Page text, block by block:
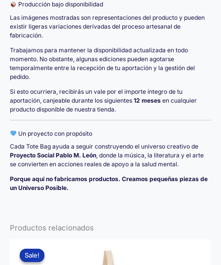
Producción bajo disponibilidad
Las imágenes mostradas son representaciones del producto y pueden
existir ligeras variaciones derivadas del proceso artesanal de
fabricación.
Trabajamos para mantener la disponibilidad actualizada en todo
momento. No obstante, algunas ediciones pueden agotarse
temporalmente entre la recepción de tu aportación y la gestión del
pedido.
Si esto ocurriera, recibirás un vale por el importe íntegro de tu
aportación, canjeable durante los siguientes 12 meses en cualquier
producto disponible de nuestra tienda.
Un proyecto con propósito
Cada Tote Bag ayuda a seguir construyendo el universo creativo de
Proyecto Social Pablo M. León, donde la música, la literatura y el arte
se convierten en acciones reales de apoyo a la salud mental.
Porque aquí no fabricamos productos. Creamos pequeñas piezas de
un Universo Posible.
Productos relacionados
Sale!
Sale!